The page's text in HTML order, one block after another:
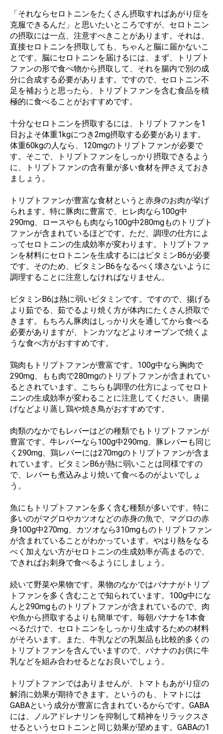
「それならセロトニンをたくさん摂取すればあがり症を
克服できるんだ」と思いたいところですが、セロトニン
の摂取には一点、注意すべきことがあります。それは、
直接セロトニンを摂取しても、ちゃんと脳に届かないこ
とです。脳にセロトニンを届けるには、まず、トリプト
ファンの形で食べ物から摂取して、それを腸内で別の成
分に合成する必要があります。ですので、セロトニン不
足を補おうと思ったら、トリプトファンを含む食品を積
極的に食べることがおすすめです。
十分なセロトニンを摂取するには、トリプトファンを1
日およそ体重1kgにつき2mg摂取する必要があります。
体重60kgの人なら、120mgのトリプトファンが必要で
す。そこで、トリプトファンをしっかり摂取できるよう
に、トリプトファンの含有量が多い食材を押さえておき
ましょう。
トリプトファンが豊富な食材というと赤身のお肉が挙げ
られます。特に豚肉に豊富で、ヒレ肉なら100g中
290mg、ロースやもも肉なら100g中280mgものトリプト
ファンが含まれているほどです。ただ、調理の仕方によ
ってセロトニンの生成効率が変わります。トリプトファ
ンを材料にセロトニンを生成するにはビタミンB6が必要
です。そのため、ビタミンB6をなるべく壊さないように
調理することに注意しなければなりません。
ビタミンB6は熱に弱いビタミンです。ですので、揚げる
より茹でる、茹でるより焼く方が体内にたくさん摂取で
きます。もちろん豚肉はしっかり火を通してから食べる
必要がありますが、トンカツなどよりオーブンで焼くよ
うな食べ方がおすすめです。
鶏肉もトリプトファンが豊富です。100g中なら胸肉で
290mg、もも肉で280mgのトリプトファンが含まれてい
るとされています。こちらも調理の仕方によってセロト
ニンの生成効率が変わることに注意してください。唐揚
げなどより蒸し鶏や焼き鳥がおすすめです。
肉類のなかでもレバーはどの種類でもトリプトファンが
豊富です。牛レバーなら100g中290mg、豚レバーも同じ
く290mg、鶏レバーには270mgのトリプトファンが含ま
れています。ビタミンB6が熱に弱いことは同様ですの
で、レバーも煮込みより焼いて食べるのがよいでしょ
う。
魚にもトリプトファンを多く含む種類が多いです。特に
多いのがマグロやカツオなどの赤身の魚で、マグロの赤
身100g中270mg、カツオなら310mgものトリプトファン
が含まれていることがわかっています。やはり熱をなる
べく加えない方がセロトニンの生成効率が高まるので、
できればお刺身で食べるようにしましょう。
続いて野菜や果物です。果物のなかではバナナがトリプ
トファンを多く含むことで知られています。100g中にな
んと290mgものトリプトファンが含まれているので、肉
や魚から摂取するよりも簡単です。毎朝バナナを1本食
べるだけで、セロトニンをしっかり生成するための材料
がそろいます。また、牛乳などの乳製品も比較的多くの
トリプトファンを含んでいますので、バナナのお供に牛
乳などを組み合わせるとなお良いでしょう。
トリプトファンではありませんが、トマトもあがり症の
解消に効果が期待できます。というのも、トマトには
GABAという成分が豊富に含まれているからです。GABA
には、ノルアドレナリンを抑制して精神をリラックスさ
せるというセロトニンと同じ効果が望めます。GABAの1